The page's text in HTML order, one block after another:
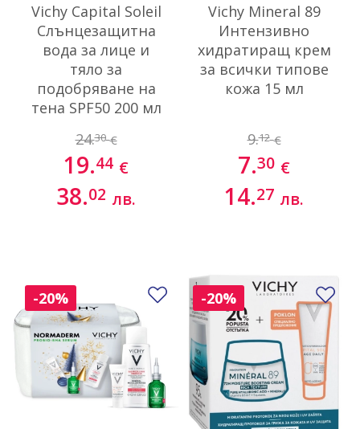
Vichy Capital Soleil
Слънцезащитна
вода за лице и
тяло за
подобряване на
тена SPF50 200 мл
24.30 €
19.44 €
38.02 лв.
Vichy Mineral 89
Интензивно
хидратиращ крем
за всички типове
кожа 15 мл
9.12 €
7.30 €
14.27 лв.
-20% Добави в любими
-20%